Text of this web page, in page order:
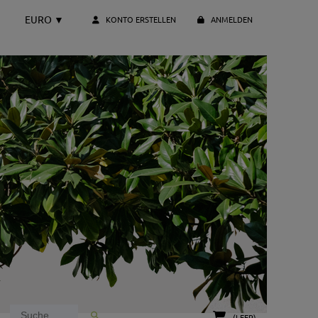
KONTO ERSTELLEN ANMELDEN
EURO ▼